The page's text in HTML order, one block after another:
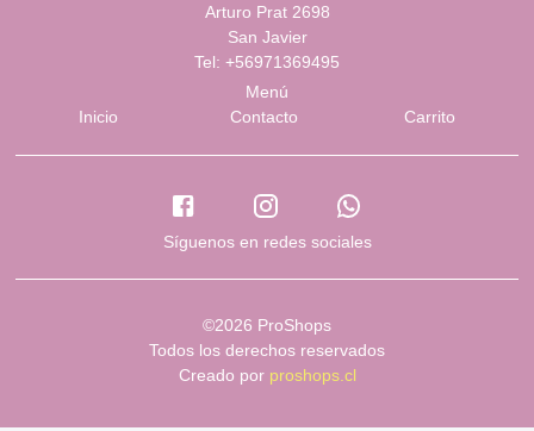
Arturo Prat 2698
San Javier
Tel: +56971369495
Menú
Inicio
Contacto Carrito
Síguenos en redes sociales
©2026 ProShops
Todos los derechos reservados
Creado por proshops.cl